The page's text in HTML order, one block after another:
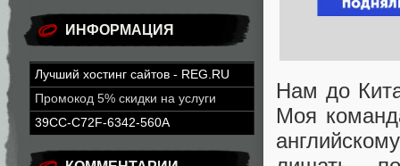
ИНФОРМАЦИЯ
Лучший хостинг сайтов - REG.RU
Промокод 5% скидки на услуги
39CC-C72F-6342-560A
Нам до
Моя